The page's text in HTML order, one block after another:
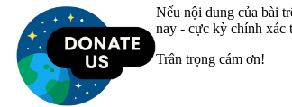
Nếu nội dung của bài
nay - cực kỳ chính xác
Trân trọng cám ơn!